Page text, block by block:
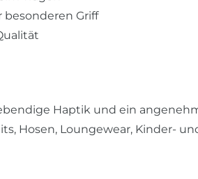
Griff
Haptik und ein
Hosen, Loungewear, Kinder-